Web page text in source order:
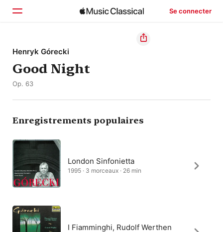
Se connecter
Accueil
Parcourir
Henryk Górecki
Good Night
Op. 63
Enregistrements populaires
London Sinfonietta
1995 · 3 morceaux · 26 min
I Fiamminghi, Rudolf Werthen